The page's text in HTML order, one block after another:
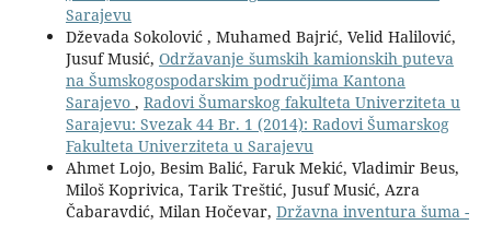
Sarajevu
Dževada Sokolović , Muhamed Bajrić, Velid Halilović,
Jusuf Musić, Održavanje šumskih kamionskih puteva
na Šumskogospodarskim područjima Kantona
Sarajevo , Radovi Šumarskog fakulteta Univerziteta u
Sarajevu: Svezak 44 Br. 1 (2014): Radovi Šumarskog
Fakulteta Univerziteta u Sarajevu
Ahmet Lojo, Besim Balić, Faruk Mekić, Vladimir Beus,
Miloš Koprivica, Tarik Treštić, Jusuf Musić, Azra
Čabaravdić, Milan Hočevar, Državna inventura šuma -